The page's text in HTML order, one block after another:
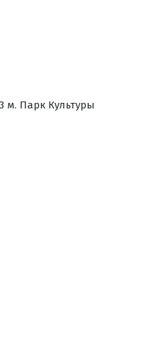
м. Парк Культуры